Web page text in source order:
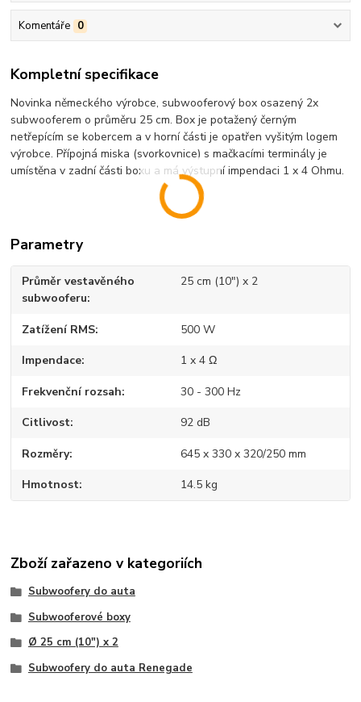
Komentáře 0
Kompletní specifikace
Novinka německého výrobce, subwooferový box osazený 2x
subwooferem o průměru 25 cm. Box je potažený černým
netřepícím se kobercem a v horní části je opatřen vyšitým logem
výrobce. Přípojná miska (svorkovnice) s mačkacími terminály je
umístěna v zadní části boxu a má výstupní impendaci 1 x 4 Ohmu.
Parametry
Průměr vestavěného
subwooferu
25 cm (10") x 2
Zatížení RMS 500 W
Impendace 1 x 4 Ω
Frekvenční rozsah 30 - 300 Hz
Citlivost 92 dB
Rozměry 645 x 330 x 320/250 mm
Hmotnost 14.5 kg
Zboží zařazeno v kategoriích
Subwoofery do auta
Subwooferové boxy
Ø 25 cm (10") x 2
Subwoofery do auta Renegade